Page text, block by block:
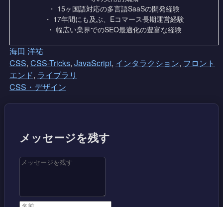
・ 15ヶ国語対応の多言語SaaSの開発経験
・ 17年間にも及ぶ、Eコマース長期運営経験
・ 幅広い業界でのSEO最適化の豊富な経験
海田 洋祐
CSS, CSS-Tricks, JavaScript, インタラクション, フロント
エンド, ライブラリ
CSS・デザイン
メッセージを残す